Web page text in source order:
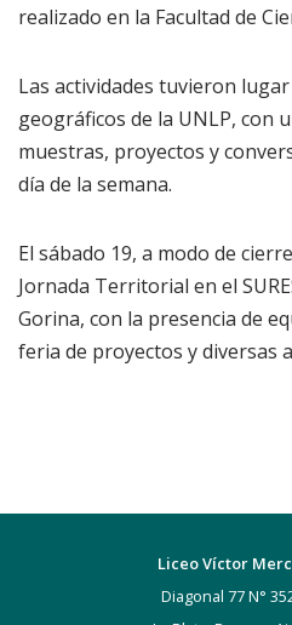
realizado en la Facultad de
Las actividades tuvieron
geográficos de la UNLP, con
muestras, proyectos y
día de la semana.
El sábado 19, a modo de
Jornada Territorial en el
Gorina, con la presencia de
feria de proyectos y diversas
Liceo Víctor
Diagonal 77 N°